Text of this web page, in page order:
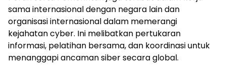
sama internasional dengan negara lain dan
organisasi internasional dalam memerangi
kejahatan cyber. Ini melibatkan pertukaran
informasi, pelatihan bersama, dan koordinasi untuk
menanggapi ancaman siber secara global.